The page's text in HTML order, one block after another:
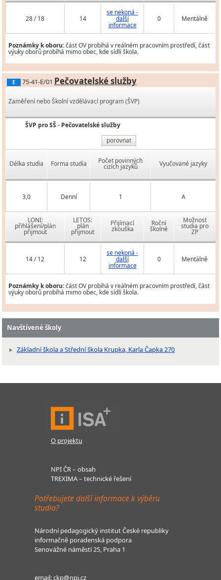
28 / 18 14
se nekoná -
další
informace
0 Mentálně
Poznámky k oboru:část OV probíhá v reálném pracovním prostředí, část
výuky oborů probíhá mimo obec, kde sídlí škola.
E 75-41-E/01 Pečovatelské služby
Zaměření nebo Školní vzdělávací program (ŠVP)
ŠVP pro SŠ - Pečovatelské služby
porovnat
Délka studia Forma studia Počet povinných
cizích jazyků Vyučované jazyky
3,0 Denní 1 A
LONI:
přihlášení/plán
přijmout
LETOS:
plán
přijmout
Přijímací
zkouška
Roční
školné
Možnost
studia pro
ZP
14 / 12 12
se nekoná -
další
informace
0 Mentálně
Poznámky k oboru:část OV probíhá v reálném pracovním prostředí, část
výuky oborů probíhá mimo obec, kde sídlí škola.
Navštívené školy
Základní škola a Střední škola Krupka, Karla Čapka 270
O projektu
NPI ČR – obsah
TREXIMA – technické řešení
Potřebujete další informace k výběru
studia?
Národní pedagogický institut České republiky
informačně poradenská podpora
Senovážné náměstí 25, Praha 1
email:ckp@npi.cz